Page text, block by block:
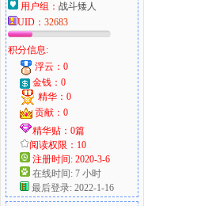
用户组： 战斗矮人
UID： 32683
积分信息:
浮云：0
金钱：0
精华：0
贡献：0
精华贴：0篇
阅读权限：10
注册时间: 2020-3-6
在线时间: 7 小时
最后登录: 2022-1-16